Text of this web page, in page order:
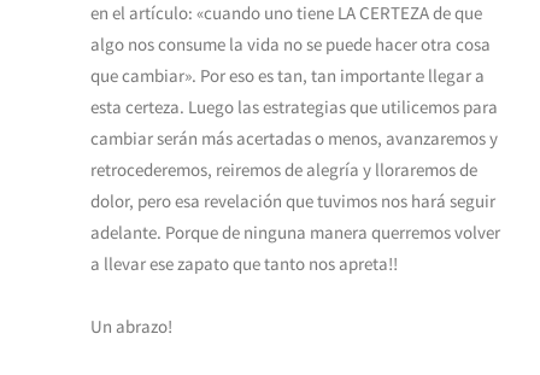
en el artículo: «cuando uno tiene LA CERTEZA de que
algo nos consume la vida no se puede hacer otra cosa
que cambiar». Por eso es tan, tan importante llegar a
esta certeza. Luego las estrategias que utilicemos para
cambiar serán más acertadas o menos, avanzaremos y
retrocederemos, reiremos de alegría y lloraremos de
dolor, pero esa revelación que tuvimos nos hará seguir
adelante. Porque de ninguna manera querremos volver
a llevar ese zapato que tanto nos apreta!!
Un abrazo!